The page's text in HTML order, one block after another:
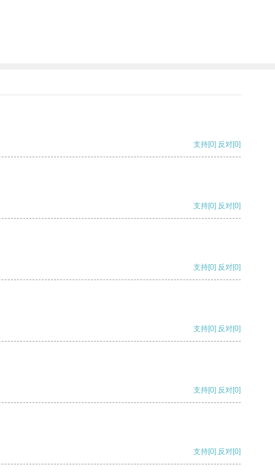
支持[0] 反对[0]
支持[0] 反对[0]
支持[0] 反对[0]
支持[0] 反对[0]
支持[0] 反对[0]
支持[0] 反对[0]